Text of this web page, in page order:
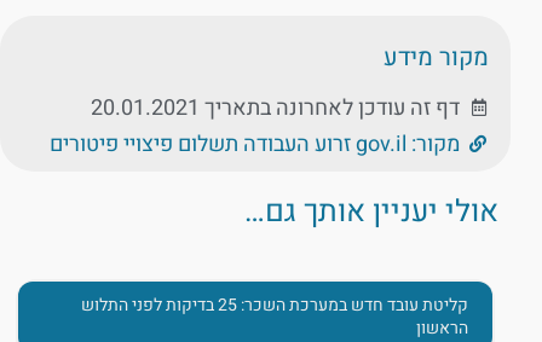
מקור מידע
דף זה עודכן לאחרונה בתאריך 20.01.2021
מקור: gov.il זרוע העבודה תשלום פיצויי פיטורים
אולי יעניין אותך גם…
קליטת עובד חדש במערכת השכר: 25 בדיקות לפני התלוש
הראשון